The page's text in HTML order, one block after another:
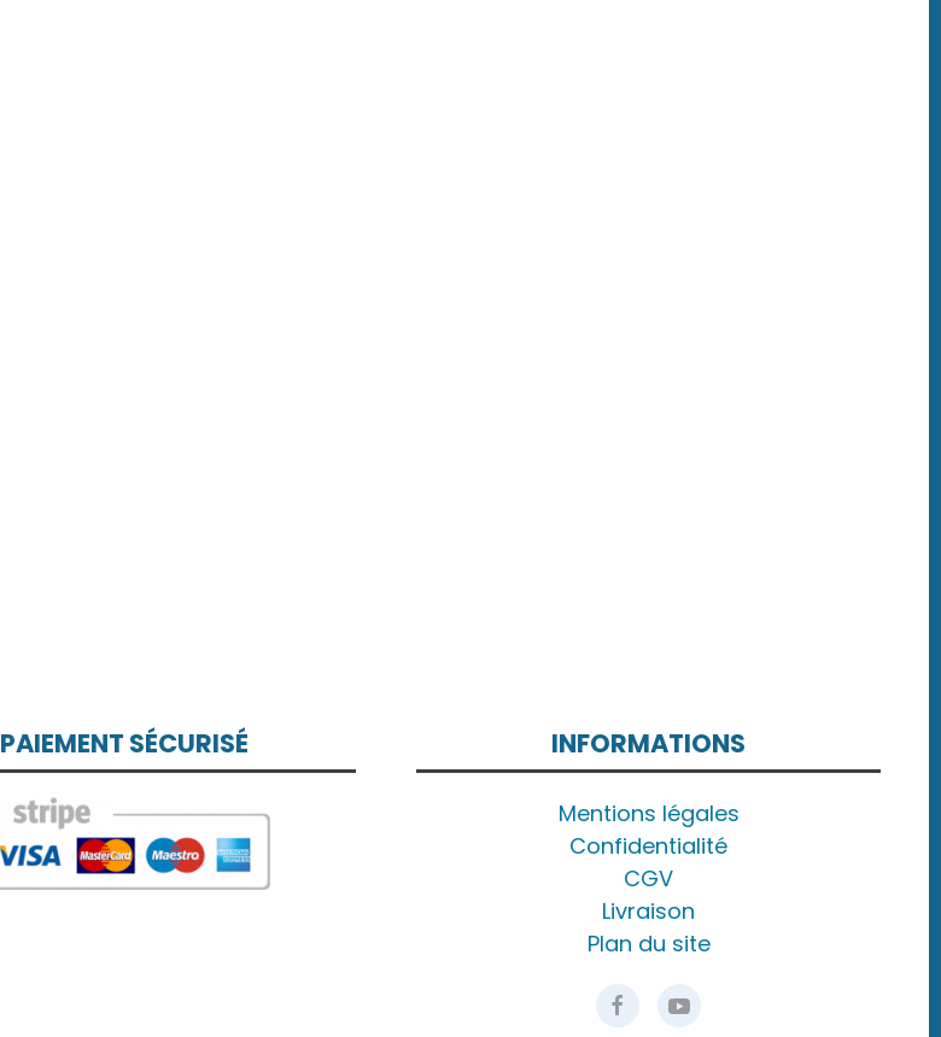
PAIEMENT SÉCURISÉ INFORMATIONS
Mentions légales
Confidentialité
CGV
Livraison
Plan du site